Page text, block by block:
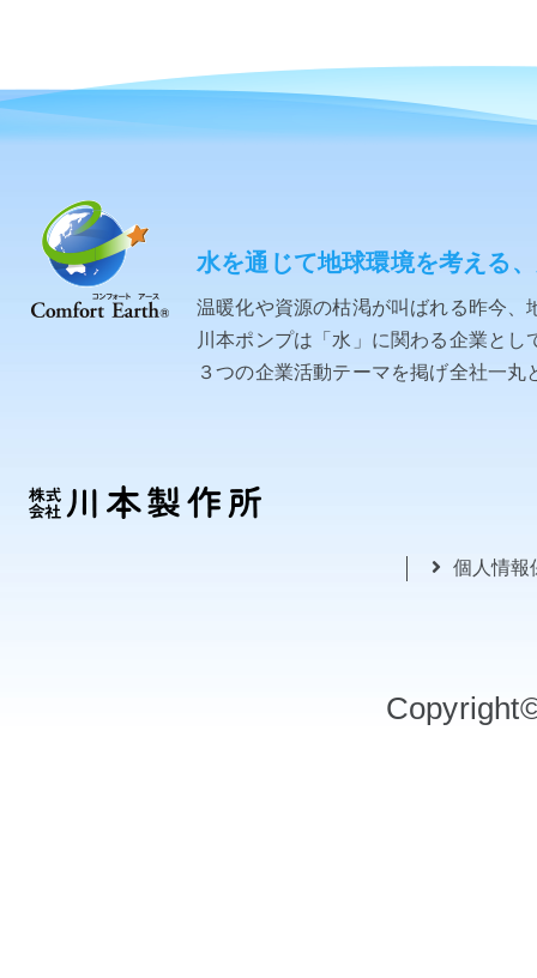
水を通じて地球環境を考える
温暖化や資源の枯渇が叫ばれる昨今
川本ポンプは「水」に関わる企業と
３つの企業活動テーマを掲げ全社一
個人情報